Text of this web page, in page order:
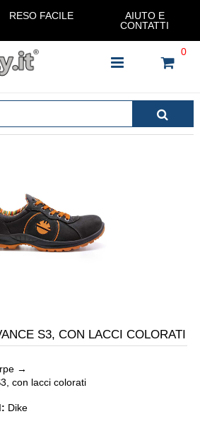
RESO FACILE
AIUTO E
CONTATTI
0
CERCANDO
S3, CON LACCI COLORATI
→
con lacci colorati
Dike